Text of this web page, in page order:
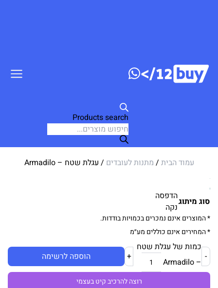
Products search
עמוד הבית / מתנות לעובדים / עגלת שטח – Armadilo
סוג מיתוגהדפסה
נקה
* המוצרים אינם נמכרים בכמויות בודדות.
* המחירים אינם כוללים מע״מ
-
כמות של עגלת שטח
– Armadilo
+ הוספה לרשימה
רוצה להרכיב קיט בעצמי